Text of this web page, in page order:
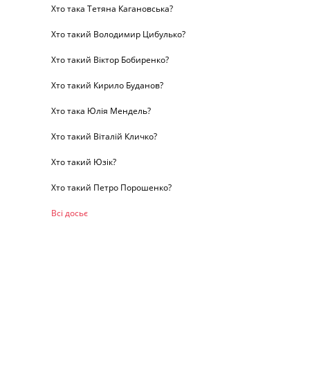
Хто така Тетяна Кагановська?
Хто такий Володимир Цибулько?
Хто такий Віктор Бобиренко?
Хто такий Кирило Буданов?
Хто така Юлія Мендель?
Хто такий Віталій Кличко?
Хто такий Юзік?
Хто такий Петро Порошенко?
Всі досьє